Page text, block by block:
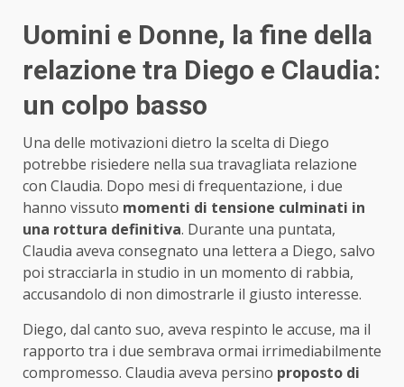
Uomini e Donne, la fine della
relazione tra Diego e Claudia:
un colpo basso
Una delle motivazioni dietro la scelta di Diego
potrebbe risiedere nella sua travagliata relazione
con Claudia. Dopo mesi di frequentazione, i due
hanno vissuto momenti di tensione culminati in
una rottura definitiva. Durante una puntata,
Claudia aveva consegnato una lettera a Diego, salvo
poi stracciarla in studio in un momento di rabbia,
accusandolo di non dimostrarle il giusto interesse.
Diego, dal canto suo, aveva respinto le accuse, ma il
rapporto tra i due sembrava ormai irrimediabilmente
compromesso. Claudia aveva persino proposto di